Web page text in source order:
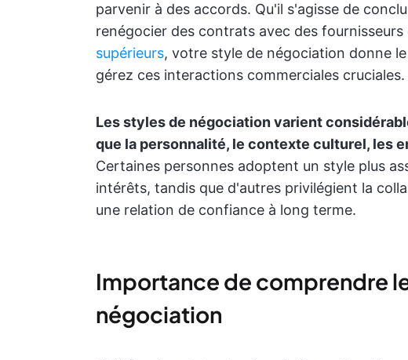
parvenir à des accords. Qu'il s'agisse de
renégocier des contrats avec des fournisseurs
supérieurs, votre style de négociation donne
gérez ces interactions commerciales cruciales.
Les styles de négociation varient
que la personnalité, le contexte culturel, les
Certaines personnes adoptent un style plus
intérêts, tandis que d'autres privilégient la
une relation de confiance à long terme.
Importance de comprendre
négociation